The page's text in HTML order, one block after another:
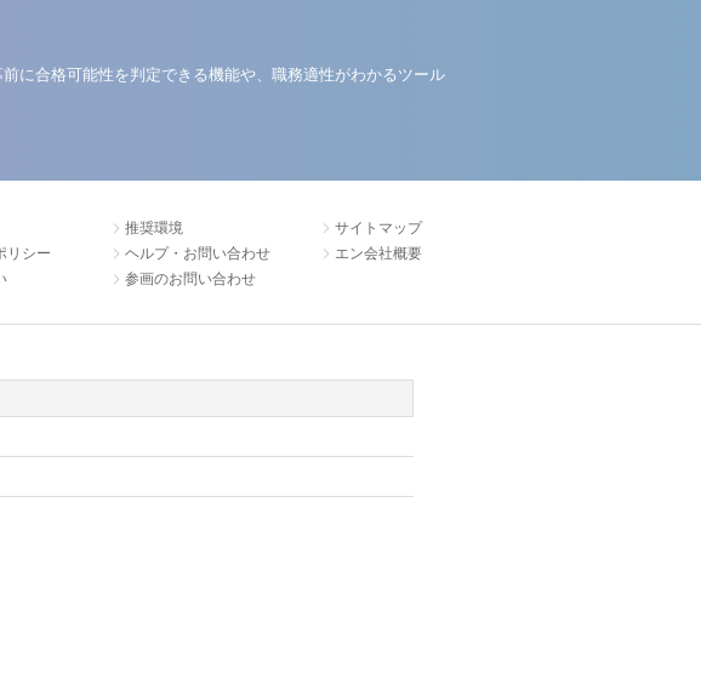
に合格可能性を判定できる機能や、職務適性がわかるツール
リシー
推奨環境
ヘルプ・お問い合わせ
参画のお問い合わせ
サイトマップ
エン会社概要